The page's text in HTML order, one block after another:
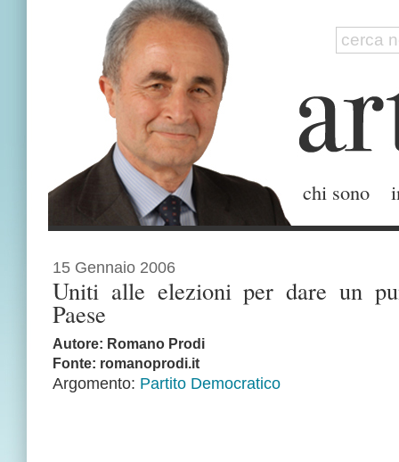
chi sono
15 Gennaio 2006
Uniti alle elezioni per dare un
Paese
Autore: Romano Prodi
Fonte: romanoprodi.it
Argomento: Partito Democratico